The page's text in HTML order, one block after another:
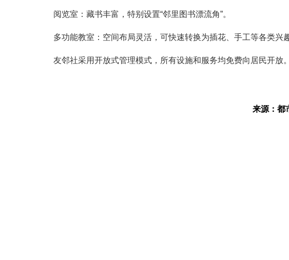
阅览室：藏书丰富，特别设置“邻里图书漂流角”。
多功能教室：空间布局灵活，可快速转换为插花、手工等各类兴
友邻社采用开放式管理模式，所有设施和服务均免费向居民开放。
来源：